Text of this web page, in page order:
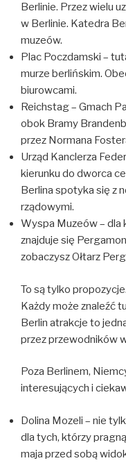
Berlinie. Przez wielu
w Berlinie. Katedra
muzeów.
Plac Poczdamski –
murze berlińskim.
biurowcami.
Reichstag – Gmach
obok Bramy
przez Normana
Urząd Kanclerza
kierunku do dworca
Berlina spotyka się z
rządowymi.
Wyspa Muzeów – dla
znajduje się
zobaczysz Ołtarz
To są tylko
Każdy może znaleźć
Berlin atrakcje to
przez przewodników
Poza Berlinem,
interesujących i
Dolina Mozeli – nie
dla tych, którzy
maja przed sobą